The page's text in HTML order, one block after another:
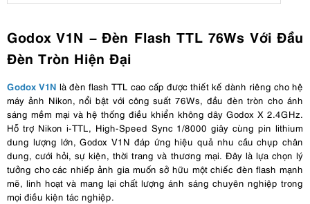
Godox V1N – Đèn Flash TTL 76Ws Với Đầu
Đèn Tròn Hiện Đại
Godox V1N là đèn flash TTL cao cấp được thiết kế dành riêng cho hệ
máy ảnh Nikon, nổi bật với công suất 76Ws, đầu đèn tròn cho ánh
sáng mềm mại và hệ thống điều khiển không dây Godox X 2.4GHz.
Hỗ trợ Nikon i-TTL, High-Speed Sync 1/8000 giây cùng pin lithium
dung lượng lớn, Godox V1N đáp ứng hiệu quả nhu cầu chụp chân
dung, cưới hỏi, sự kiện, thời trang và thương mại. Đây là lựa chọn lý
tưởng cho các nhiếp ảnh gia muốn sở hữu một chiếc đèn flash mạnh
mẽ, linh hoạt và mang lại chất lượng ánh sáng chuyên nghiệp trong
mọi điều kiện tác nghiệp.